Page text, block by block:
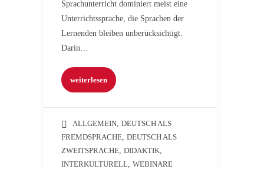
Sprachunterricht dominiert meist eine
Unterrichtssprache, die Sprachen der
Lernenden bleiben unberücksichtigt.
Darin…
weiterlesen
ALLGEMEIN, DEUTSCH ALS
FREMDSPRACHE, DEUTSCH ALS
ZWEITSPRACHE, DIDAKTIK,
INTERKULTURELL, WEBINARE